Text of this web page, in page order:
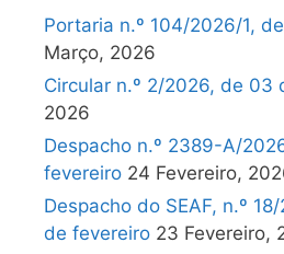
Portaria n.º 104/2026/1,
Março, 2026
Circular n.º 2/2026, de 03
2026
Despacho n.º 2389-A/
fevereiro 24 Fevereiro,
Despacho do SEAF, n.º
de fevereiro 23 Fevereiro,